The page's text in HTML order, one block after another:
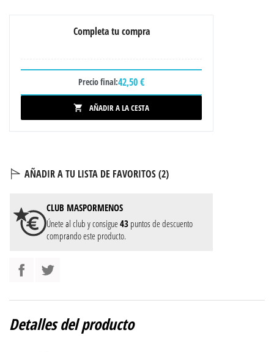
Completa tu compra
Precio final:42,50 €
 AÑADIR A LA CESTA
AÑADIR A TU LISTA DE FAVORITOS (2)
CLUB MASPORMENOS
Únete al club y consigue43 puntos de descuento
comprando este producto.
Detalles del producto